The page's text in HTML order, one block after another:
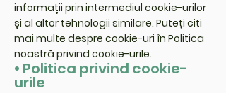
informații prin intermediul cookie-urilor
și al altor tehnologii similare. Puteți citi
mai multe despre cookie-uri în Politica
noastră privind cookie-urile.
• Politica privind cookie-
urile